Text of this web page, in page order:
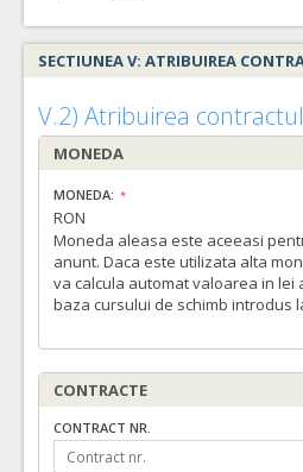
SECTIUNEA V: ATRIBUIREA
V.2) Atribuirea
MONEDA
MONEDA:
RON
Moneda aleasa este aceeasi
anunt. Daca este utilizata alta
va calcula automat valoarea in lei
baza cursului de schimb introdus
CONTRACTE
CONTRACT NR.